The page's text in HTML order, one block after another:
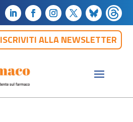
ISCRIVITI ALLA NEWSLETTER